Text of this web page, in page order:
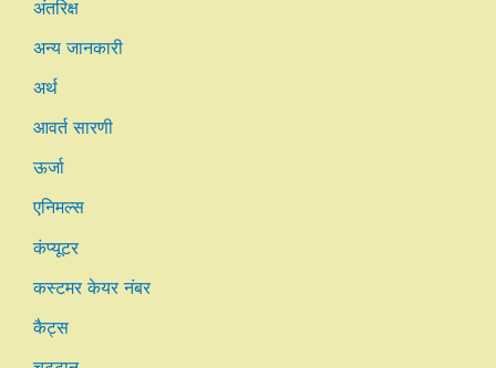
अंतरिक्ष
अन्य जानकारी
अर्थ
आवर्त सारणी
ऊर्जा
एनिमल्स
कंप्यूटर
कस्टमर केयर नंबर
कैट्स